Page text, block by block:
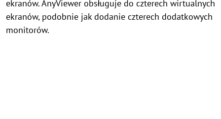
ekranów. AnyViewer obsługuje do czterech wirtualnych
ekranów, podobnie jak dodanie czterech dodatkowych
monitorów.